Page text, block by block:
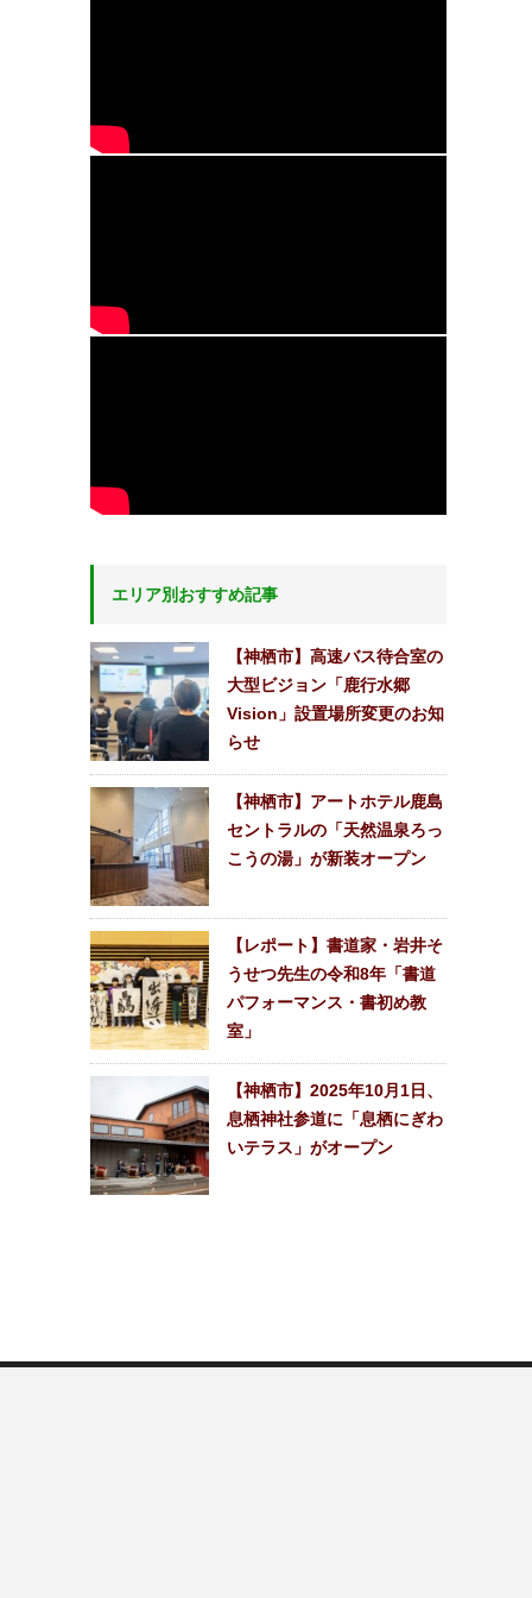
エリア別おすすめ記事
【神栖市】高速バス待合室の
大型ビジョン「鹿行水郷
Vision」設置場所変更のお知
らせ
【神栖市】アートホテル鹿島
セントラルの「天然温泉ろっ
こうの湯」が新装オープン
【レポート】書道家・岩井そ
うせつ先生の令和8年「書道
パフォーマンス・書初め教
室」
【神栖市】2025年10月1日、
息栖神社参道に「息栖にぎわ
いテラス」がオープン